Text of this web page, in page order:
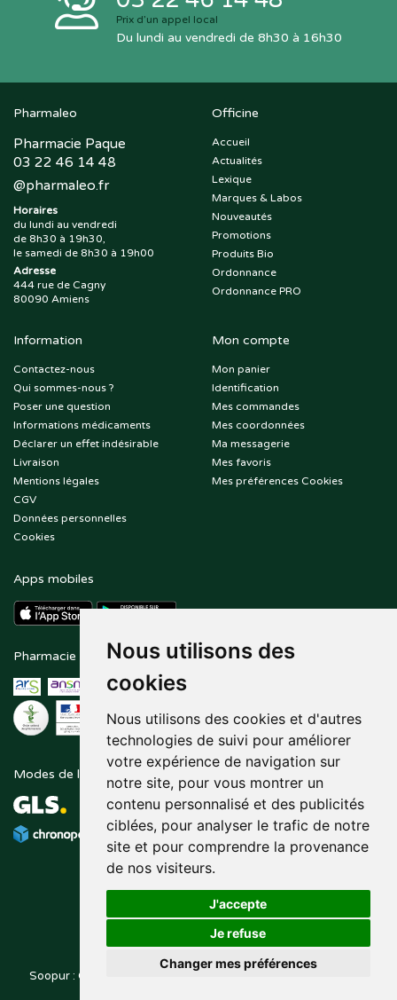
Nous utilisons des
cookies
Nous utilisons des cookies et d'autres
technologies de suivi pour améliorer
votre expérience de navigation sur
notre site, pour vous montrer un
contenu personnalisé et des publicités
ciblées, pour analyser le trafic de notre
site et pour comprendre la provenance
de nos visiteurs.
J'accepte
Je refuse
Changer mes préférences
Prix d’un appel local
Du lundi au vendredi de 8h30 à 16h30
Pharmaleo
Pharmacie Paque
03 22 46 14 48
@pharmaleo.fr
Horaires
du lundi au vendredi
de 8h30 à 19h30,
le samedi de 8h30 à 19h00
Adresse
444 rue de Cagny
80090 Amiens
Officine
Accueil
Actualités
Lexique
Marques & Labos
Nouveautés
Promotions
Produits Bio
Ordonnance
Ordonnance PRO
Information
Contactez-nous
Qui sommes-nous ?
Poser une question
Informations médicaments
Déclarer un effet indésirable
Livraison
Mentions légales
CGV
Données personnelles
Cookies
Mon compte
Mon panier
Identification
Mes commandes
Mes coordonnées
Ma messagerie
Mes favoris
Mes préférences Cookies
Apps mobiles
Pharmacie en ligne agréée Paiement sécurisé
Modes de livraison Suivez-nous sur
Soopur : Cosmétiques, soin de la peau, maquillage, toutes vos